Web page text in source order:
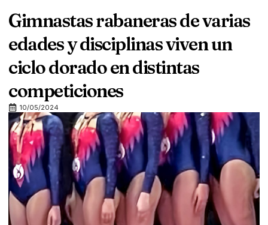
Gimnastas rabaneras de varias
edades y disciplinas viven un
ciclo dorado en distintas
competiciones
10/05/2024